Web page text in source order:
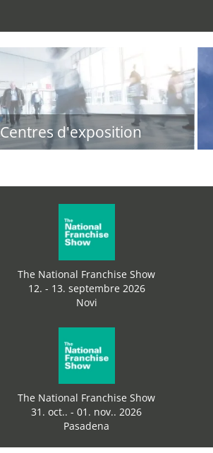
Centres d'exposition
The National Franchise Show
12. - 13. septembre 2026
Novi
The National Franchise Show
31. oct.. - 01. nov.. 2026
Pasadena